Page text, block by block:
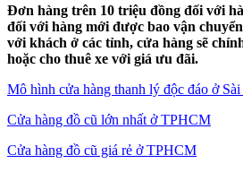
Đơn hàng trên 10 triệu đồng đối với
đối với hàng mới được bao vận
với khách ở các tỉnh, cửa hàng sẽ
hoặc cho thuê xe với giá ưu đãi.
Mô hình cửa hàng thanh lý độc đáo ở Sài
Cửa hàng đồ cũ lớn nhất ở TPHCM
Cửa hàng đồ cũ giá rẻ ở TPHCM